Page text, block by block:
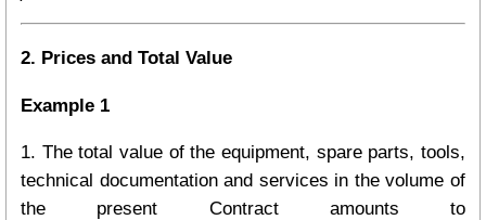
2. Prices and Total Value
Example 1
1. The total value of the equipment, spare parts, tools,
technical documentation and services in the volume of
the present Contract amounts to